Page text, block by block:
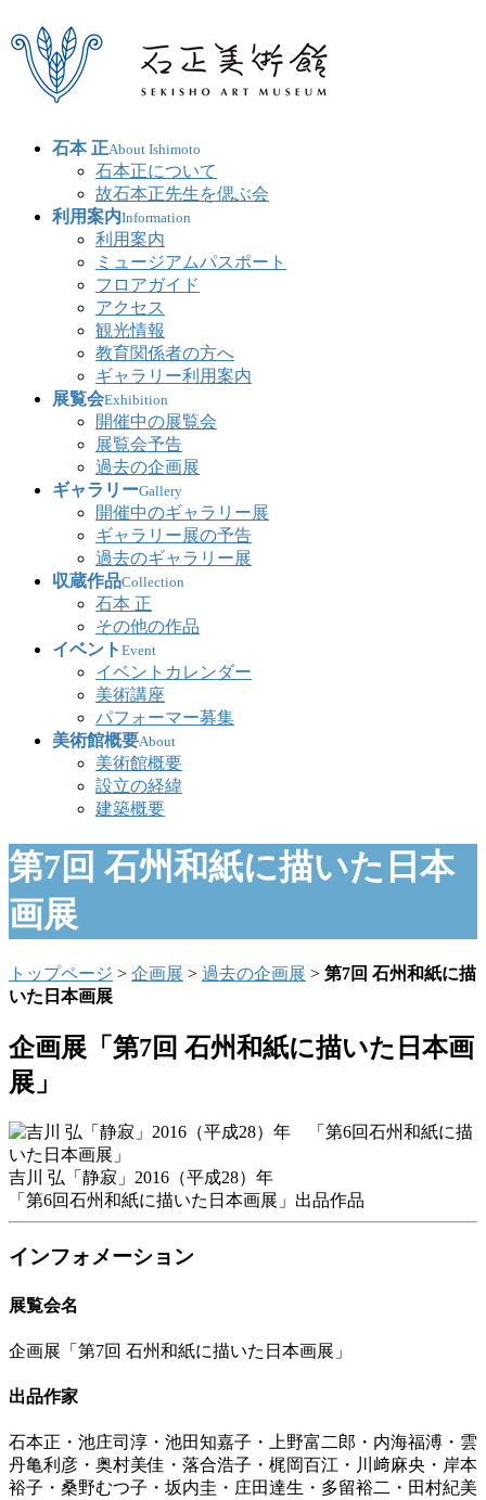
石本 正About Ishimoto
石本正について
故石本正先生を偲ぶ会
利用案内Information
利用案内
ミュージアムパスポート
フロアガイド
アクセス
観光情報
教育関係者の方へ
ギャラリー利用案内
展覧会Exhibition
開催中の展覧会
展覧会予告
過去の企画展
ギャラリーGallery
開催中のギャラリー展
ギャラリー展の予告
過去のギャラリー展
収蔵作品Collection
石本 正
その他の作品
イベント Event
イベントカレンダー
美術講座
パフォーマー募集
美術館概要About
美術館概要
設立の経緯
建築概要
第7回 石州和紙に描いた日本
画展
トップページ > 企画展 > 過去の企画展 > 第7回 石州和紙に描
いた日本画展
企画展「第7回 石州和紙に描いた日本画
展」
吉川 弘「静寂」2016（平成28）年
「第6回石州和紙に描いた日本画展」出品作品
インフォメーション
展覧会名
企画展「第7回 石州和紙に描いた日本画展」
出品作家
石本正・池庄司淳・池田知嘉子・上野富二郎・内海福溥・雲
丹亀利彦・奥村美佳・落合浩子・梶岡百江・川﨑麻央・岸本
裕子・桑野むつ子・坂内圭・庄田達生・多留裕二・田村紀美